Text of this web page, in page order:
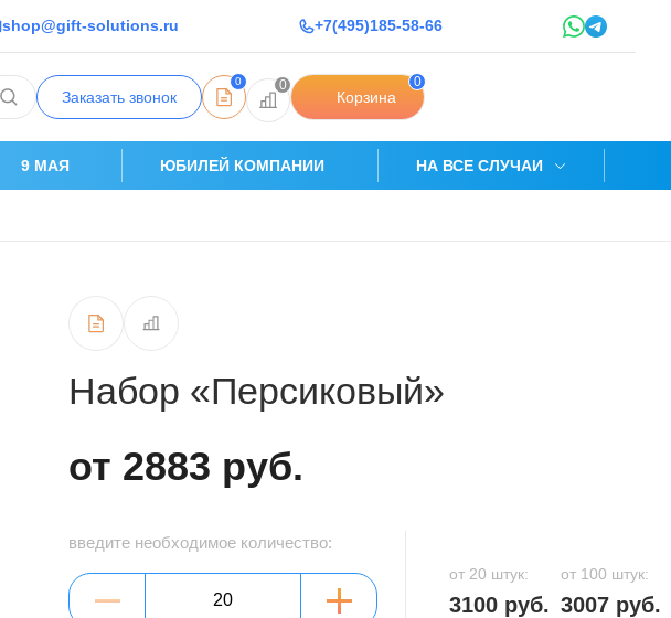
shop@gift-solutions.ru +7(495)185-58-66
Заказать звонок
0 0
Корзина
0
9 МАЯ ЮБИЛЕЙ КОМПАНИИ НА ВСЕ СЛУЧАИ
Набор «Персиковый»
от 2883 руб.
введите необходимое количество:
от 20 штук: от 100 штук:
3100 руб. 3007 руб.